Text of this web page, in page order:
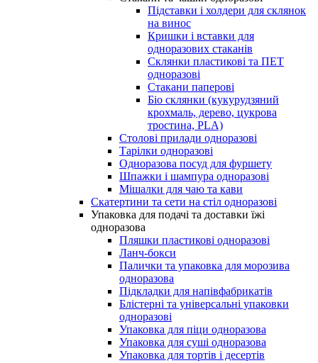
Підставки і холдери для склянок
на винос
Кришки і вставки для
одноразових стаканів
Склянки пластикові та ПЕТ
одноразові
Стакани паперові
Біо склянки (кукурудзяний
крохмаль, дерево, цукрова
тростина, PLA)
Столові прилади одноразові
Тарілки одноразові
Одноразова посуд для фуршету
Шпажки і шампура одноразові
Мішалки для чаю та кави
Скатертини та сети на стіл одноразові
Упаковка для подачі та доставки їжі
одноразова
Пляшки пластикові одноразові
Ланч-бокси
Палички та упаковка для морозива
одноразова
Підкладки для напівфабрикатів
Блістерні та універсальні упаковки
одноразові
Упаковка для піци одноразова
Упаковка для суші одноразова
Упаковка для тортів і десертів